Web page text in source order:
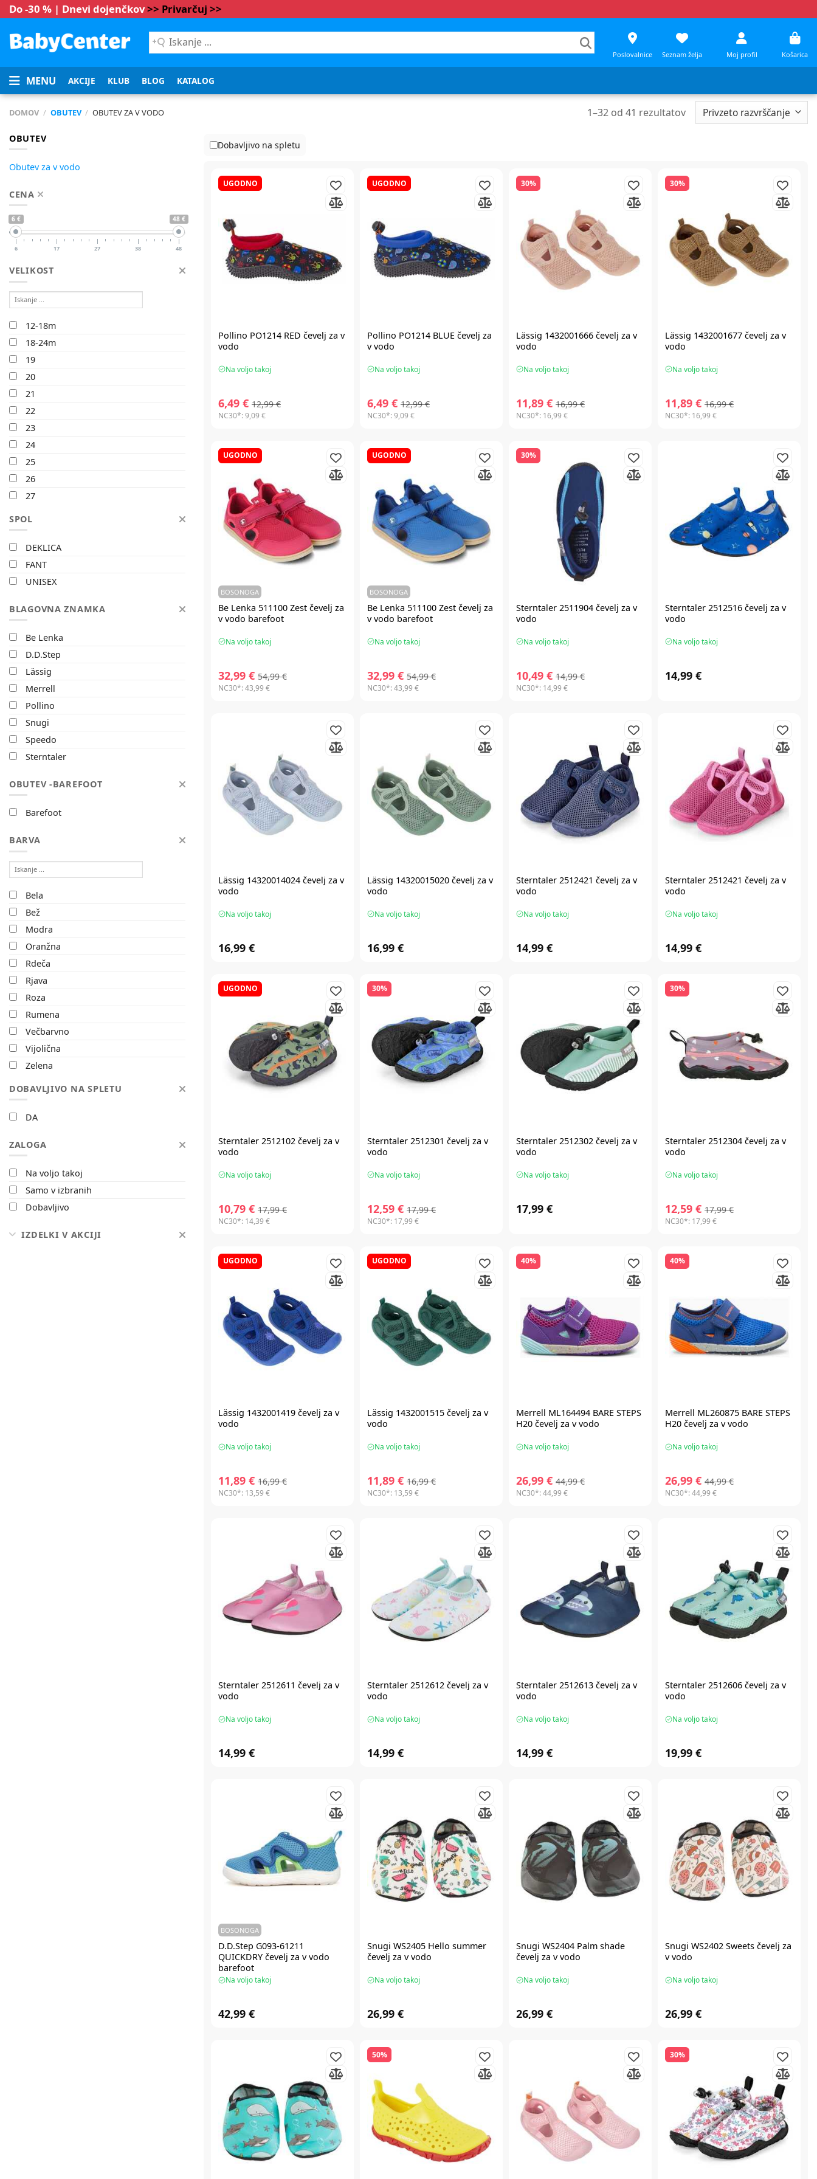
Do -30 % | Dnevi dojenčkov>> Privarčuj >>
Iskanje
...
Poslovalnice Seznam želja Moj profil Košarica
MENU AKCIJE KLUB BLOG KATALOG
DOMOV / OBUTEV / OBUTEV ZA V VODO 1–32od 41 rezultatov
OBUTEV
Obutev za v vodo
CENA
6 € 48 €
6 17 27 38 48
VELIKOST
12-18m
18-24m
19
20
21
22
23
24
25
26
27
29
30
31
SPOL
DEKLICA
FANT
UNISEX
BLAGOVNA ZNAMKA
Be Lenka
D.D.Step
Lässig
Merrell
Pollino
Snugi
Speedo
Sterntaler
OBUTEV -BAREFOOT
Barefoot
BARVA
Bela
Bež
Modra
Oranžna
Rdeča
Rjava
Roza
Rumena
Večbarvno
Vijolična
Zelena
DOBAVLJIVO NA SPLETU
DA
ZALOGA
Na voljo takoj
Samo v izbranih
Dobavljivo
IZDELKI V AKCIJI
Dobavljivo na spletu
UGODNO
Pollino PO1214 RED čevelj za v
vodo
Na voljo takoj
6,49 € 12,99 €
NC30*:9,09 €
UGODNO
Pollino PO1214 BLUE čevelj za
v vodo
Na voljo takoj
6,49 € 12,99 €
NC30*:9,09 €
30%
Lässig 1432001666 čevelj za v
vodo
Na voljo takoj
11,89 € 16,99 €
NC30*: 16,99 €
30%
Lässig 1432001677 čevelj za v
vodo
Na voljo takoj
11,89 € 16,99 €
NC30*: 16,99 €
UGODNO
BOSONOGA
Be Lenka 511100 Zest čevelj za
v vodo barefoot
Na voljo takoj
32,99 € 54,99 €
NC30*:43,99 €
UGODNO
BOSONOGA
Be Lenka 511100 Zest čevelj za
v vodo barefoot
Na voljo takoj
32,99 € 54,99 €
NC30*:43,99 €
30%
Sterntaler 2511904 čevelj za v
vodo
Na voljo takoj
10,49 € 14,99 €
NC30*: 14,99 €
Sterntaler 2512516 čevelj za v
vodo
Na voljo takoj
14,99 €
Lässig 14320014024 čevelj za v
vodo
Na voljo takoj
16,99 €
Lässig 14320015020 čevelj za v
vodo
Na voljo takoj
16,99 €
Sterntaler 2512421 čevelj za v
vodo
Na voljo takoj
14,99 €
Sterntaler 2512421 čevelj za v
vodo
Na voljo takoj
14,99 €
UGODNO
Sterntaler 2512102 čevelj za v
vodo
Na voljo takoj
10,79 € 17,99 €
NC30*: 14,39 €
30%
Sterntaler 2512301 čevelj za v
vodo
Na voljo takoj
12,59 € 17,99 €
NC30*: 17,99 €
Sterntaler 2512302 čevelj za v
vodo
Na voljo takoj
17,99 €
30%
Sterntaler 2512304 čevelj za v
vodo
Na voljo takoj
12,59 € 17,99 €
NC30*: 17,99 €
UGODNO
Lässig 1432001419 čevelj za v
vodo
Na voljo takoj
11,89 € 16,99 €
NC30*: 13,59 €
UGODNO
Lässig 1432001515 čevelj za v
vodo
Na voljo takoj
11,89 € 16,99 €
NC30*: 13,59 €
40%
Merrell ML164494 BARE STEPS
H20 čevelj za v vodo
Na voljo takoj
26,99 € 44,99 €
NC30*:44,99 €
40%
Merrell ML260875 BARE STEPS
H20 čevelj za v vodo
Na voljo takoj
26,99 € 44,99 €
NC30*:44,99 €
Sterntaler 2512611 čevelj za v
vodo
Na voljo takoj
14,99 €
Sterntaler 2512612 čevelj za v
vodo
Na voljo takoj
14,99 €
Sterntaler 2512613 čevelj za v
vodo
Na voljo takoj
14,99 €
Sterntaler 2512606 čevelj za v
vodo
Na voljo takoj
19,99 €
BOSONOGA
D.D.Step G093-61211
QUICKDRY čevelj za v vodo
barefoot
Na voljo takoj
42,99 €
Snugi WS2405 Hello summer
čevelj za v vodo
Na voljo takoj
26,99 €
Snugi WS2404 Palm shade
čevelj za v vodo
Na voljo takoj
26,99 €
Snugi WS2402 Sweets čevelj za
v vodo
Na voljo takoj
26,99 €
50% 30%